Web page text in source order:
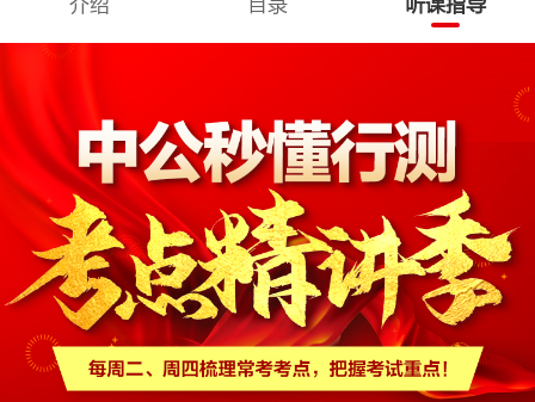
介绍 目录 听课指导